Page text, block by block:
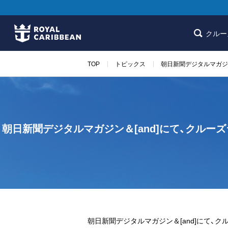
クル
TOP トピックス 朝日新聞デジタルマガ
朝日新聞デジタルマガジン＆[and]にて、クルー
朝日新聞デジタルマガジン＆[and]にて、ク